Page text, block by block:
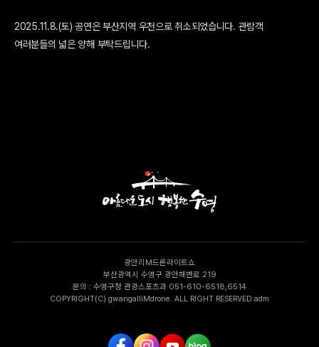
2025.11.8.(토) 공연은 부산지역 우천으로 취소되었습니다. 관람객
여러분들의 넓은 양해 부탁드립니다.
광안리M드론라이트쇼
부산광역시 수영구 광안해변로 219
문의 : 수영구청 관광스포츠과 051-610-6518,6514
COPYRIGHT(C) gwangalliMdrone. ALL RIGHT RESERVED.adm